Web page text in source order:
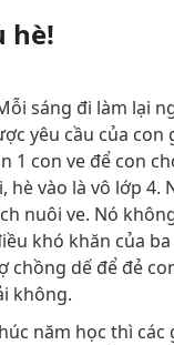
hè!
sáng đi làm lại
yêu cầu của con
1 con ve để con
hè vào là vô lớp 4.
nuôi ve. Nó
khó khăn của
chồng dế để đẻ
không.
năm học thì các